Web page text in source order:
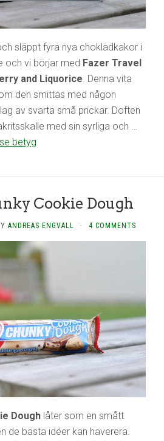
släppt fyra nya chokladkakor i
och vi börjar med Fazer Travel
and Liquorice. Denna vita
den smittas med någon
av svarta små prickar. Doften
med sin syrliga och …
betyg
Cookie Dough
ANDREAS ENGVALL · 4 COMMENTS
Dough låter som en smått
de bästa idéer kan haverera.